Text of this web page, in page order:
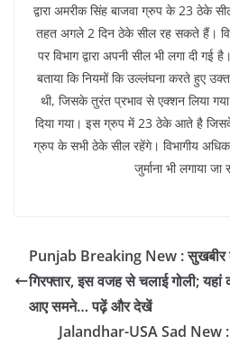
द्वारा अमरीक सिंह बाजवा ग्रुप के 23 ठेके
तहत अगले 2 दिन ठेके सील रह सकते हैं।
पर विभाग द्वारा अपनी सील भी लगा दी गई
बताया कि नियमों कि उल्लंघना करते हुए उक्त
थी, जिसके तुरंत प्रभाव से एक्शन लिया
दिया गया। इस ग्रुप में 23 ठेके आते है
ग्रुप के सभी ठेके सील रहेंगे। विभागीय
जुर्माना भी लगाया
Punjab Breaking New : सुखबीर
गिरफ्तार, इस वजह से चलाई गोली;
आए समने… पढ़ें और देखें
Jalandhar-USA Sad New :